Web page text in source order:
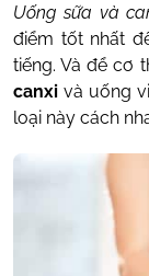
Uống sữa và
điểm tốt nhất
tiếng. Và để cơ
canxivà uống
loại này cách